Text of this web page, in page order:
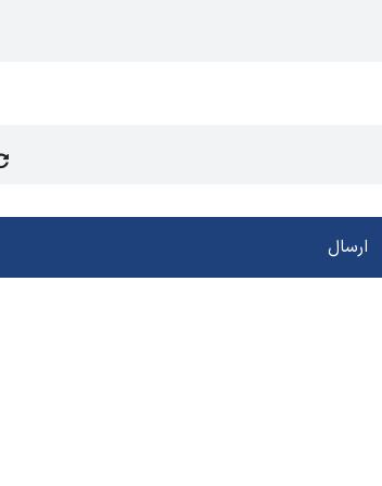
ارسال